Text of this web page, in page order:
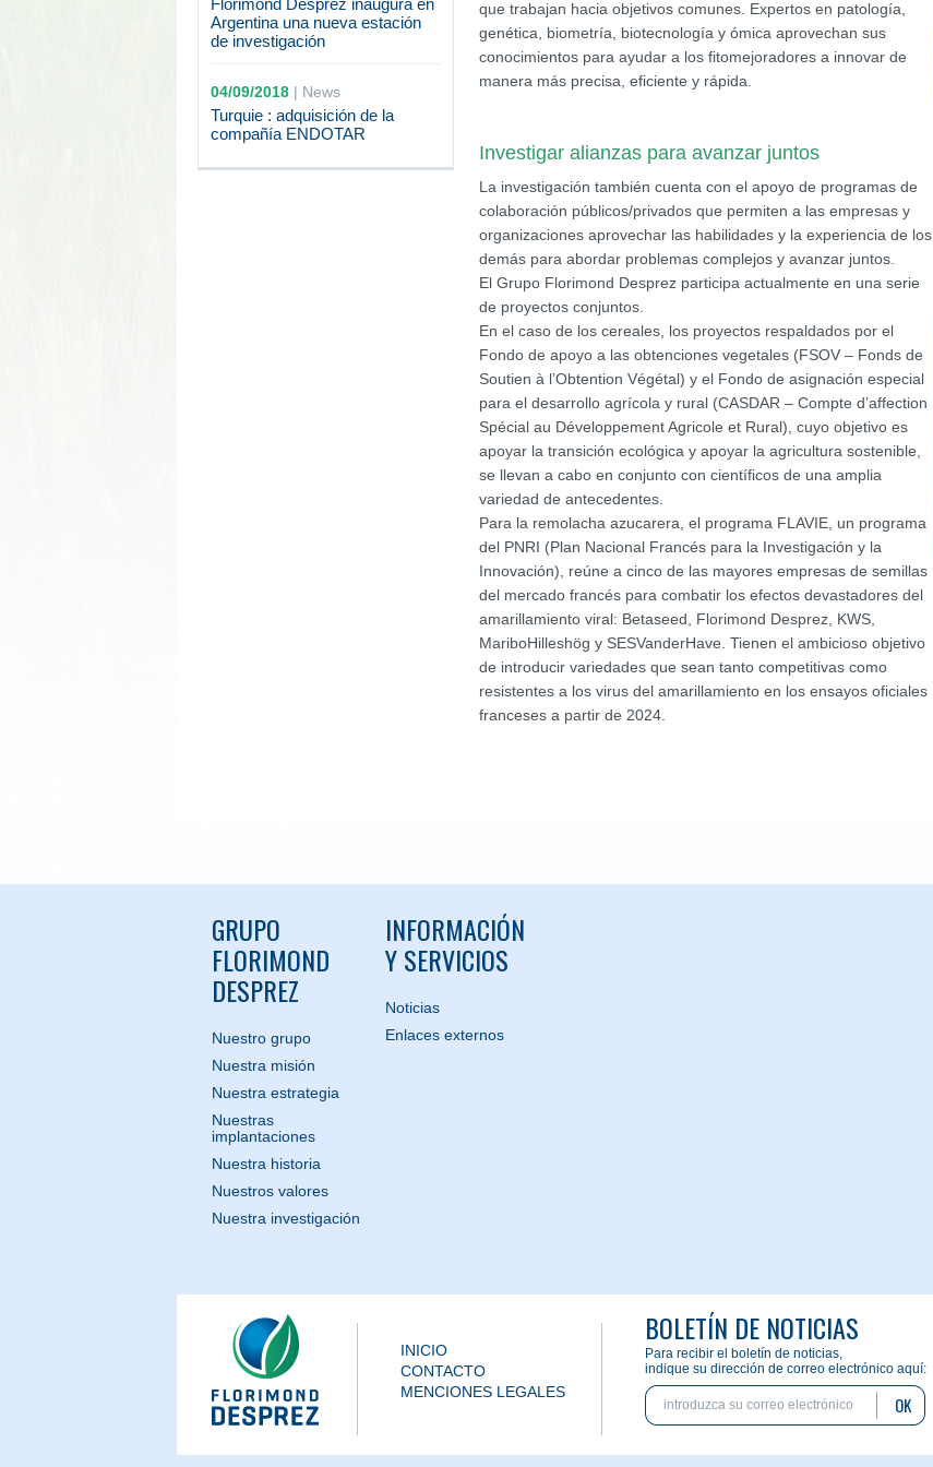
Florimond Desprez inaugura en
Argentina una nueva estación
de investigación
04/09/2018| News
Turquie : adquisición de la
compañía ENDOTAR
que trabajan hacia objetivos comunes. Expertos en patología,
genética, biometría, biotecnología y ómica aprovechan sus
conocimientos para ayudar a los fitomejoradores a innovar de
manera más precisa, eficiente y rápida.
Investigar alianzas para avanzar juntos
La investigación también cuenta con el apoyo de programas de
colaboración públicos/privados que permiten a las empresas y
organizaciones aprovechar las habilidades y la experiencia de los
demás para abordar problemas complejos y avanzar juntos.
El Grupo Florimond Desprez participa actualmente en una serie
de proyectos conjuntos.
En el caso de los cereales, los proyectos respaldados por el
Fondo de apoyo a las obtenciones vegetales (FSOV – Fonds de
Soutien à l’Obtention Végétal) y el Fondo de asignación especial
para el desarrollo agrícola y rural (CASDAR – Compte d’affection
Spécial au Développement Agricole et Rural), cuyo objetivo es
apoyar la transición ecológica y apoyar la agricultura sostenible,
se llevan a cabo en conjunto con científicos de una amplia
variedad de antecedentes.
Para la remolacha azucarera, el programa FLAVIE, un programa
del PNRI (Plan Nacional Francés para la Investigación y la
Innovación), reúne a cinco de las mayores empresas de semillas
del mercado francés para combatir los efectos devastadores del
amarillamiento viral: Betaseed, Florimond Desprez, KWS,
MariboHilleshög y SESVanderHave. Tienen el ambicioso objetivo
de introducir variedades que sean tanto competitivas como
resistentes a los virus del amarillamiento en los ensayos oficiales
franceses a partir de 2024.
GRUPO
FLORIMOND
DESPREZ
Nuestro grupo
Nuestra misión
Nuestra estrategia
Nuestras
implantaciones
Nuestra historia
Nuestros valores
Nuestra investigación
INFORMACIÓN
Y SERVICIOS
Noticias
Enlaces externos
INICIO
CONTACTO
MENCIONES LEGALES
BOLETÍN DE NOTICIAS
Para recibir el boletín de noticias,
indique su dirección de correo electrónico aquí:
OK